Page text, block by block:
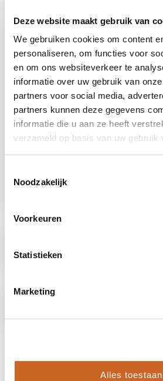
Deze website maakt gebruik van
We gebruiken cookies om content
personaliseren, om functies voor
en om ons websiteverkeer te
informatie over uw gebruik van
partners voor social media,
partners kunnen deze gegevens
informatie die u aan ze heeft
verzameld op basis van uw gebruik
Noodzakelijk
Voorkeuren
Statistieken
Marketing
Alles toestaan
label die aan de bol
nodig. Zet de wax amaryllis
maar niet in direct zonlicht
prachtige bloemen die zich
weken ontwikkelen.
natuurproducten, elke bol is
en heeft een andere vorm.
De No Water Flowers® zijn
van september tot en met
Heeft u vragen over dit
verpakkingen? Neem dan
Specificaties